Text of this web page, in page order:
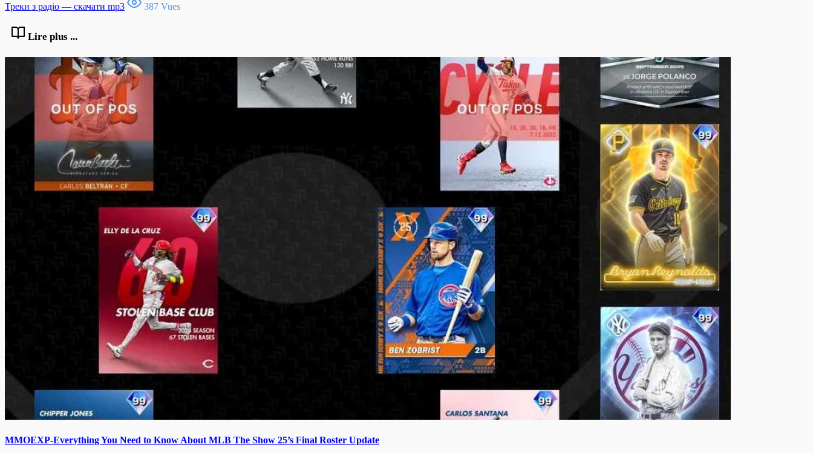
Треки з радіо — скачати mp3 387 Vues
Lire plus ...
MMOEXP-Everything You Need to Know About MLB The Show 25’s Final Roster Update